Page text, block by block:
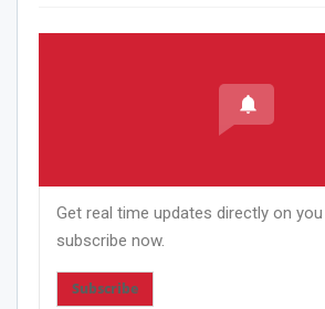
Get real time updates directly on you
subscribe now.
Subscribe